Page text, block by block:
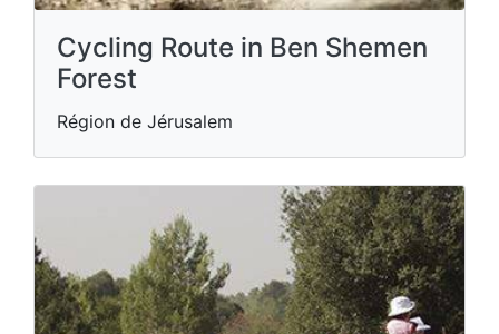
Cycling Route in Ben Shemen
Forest
Région de Jérusalem